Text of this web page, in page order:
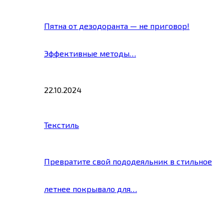
Пятна от дезодоранта — не приговор!
Эффективные методы…
22.10.2024
Текстиль
Превратите свой пододеяльник в стильное
летнее покрывало для…